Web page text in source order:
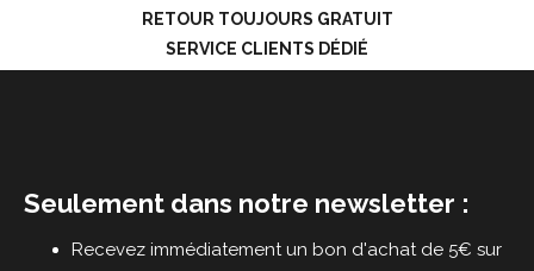
RETOUR TOUJOURS GRATUIT
SERVICE CLIENTS DÉDIÉ
Seulement dans notre newsletter :
Recevez immédiatement un bon d'achat de 5€ sur